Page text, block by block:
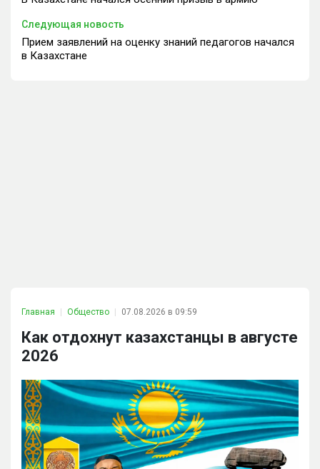
Следующая новость
Прием заявлений на оценку знаний педагогов начался
в Казахстане
Главная Общество 07.08.2026 в 09:59
Как отдохнут казахстанцы в августе
2026